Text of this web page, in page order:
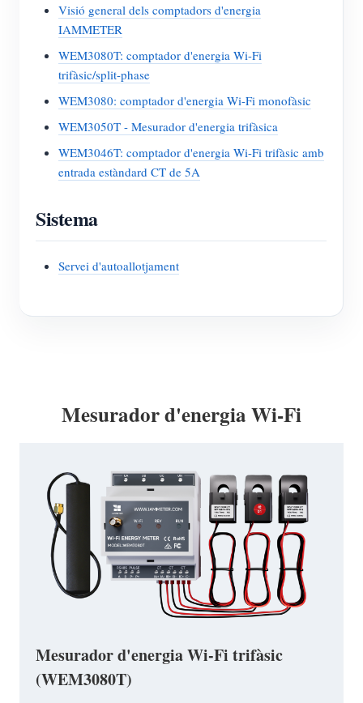
Visió general dels comptadors d'energia
IAMMETER
WEM3080T: comptador d'energia Wi-Fi
trifàsic/split-phase
WEM3080: comptador d'energia Wi-Fi monofàsic
WEM3050T - Mesurador d'energia trifàsica
WEM3046T: comptador d'energia Wi-Fi trifàsic amb
entrada estàndard CT de 5A
Sistema
Servei d'autoallotjament
Mesurador d'energia Wi-Fi
Mesurador d'energia Wi-Fi trifàsic
(WEM3080T)